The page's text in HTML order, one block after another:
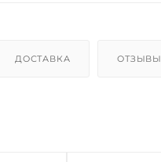
ДОСТАВКА ОТЗЫВЫ